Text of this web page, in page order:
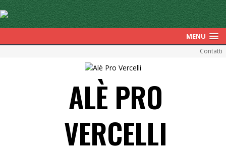
MENU
Contatti
ALÈ PRO
VERCELLI